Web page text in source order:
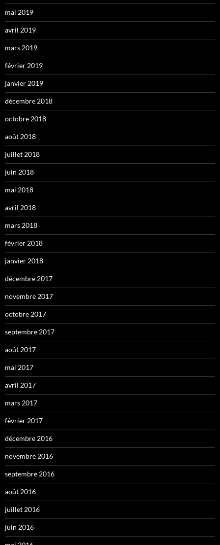
mai 2019
avril 2019
mars 2019
février 2019
janvier 2019
décembre 2018
octobre 2018
août 2018
juillet 2018
juin 2018
mai 2018
avril 2018
mars 2018
février 2018
janvier 2018
décembre 2017
novembre 2017
octobre 2017
septembre 2017
août 2017
mai 2017
avril 2017
mars 2017
février 2017
décembre 2016
novembre 2016
septembre 2016
août 2016
juillet 2016
juin 2016